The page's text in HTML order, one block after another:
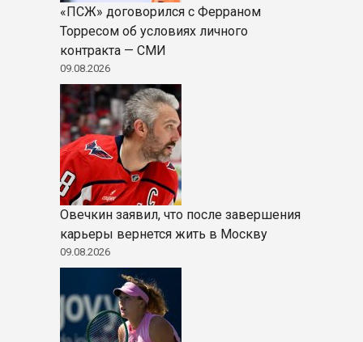
«ПСЖ» договорился с Ферраном
Торресом об условиях личного
контракта — СМИ
09.08.2026
Овечкин заявил, что после завершения
карьеры вернется жить в Москву
09.08.2026